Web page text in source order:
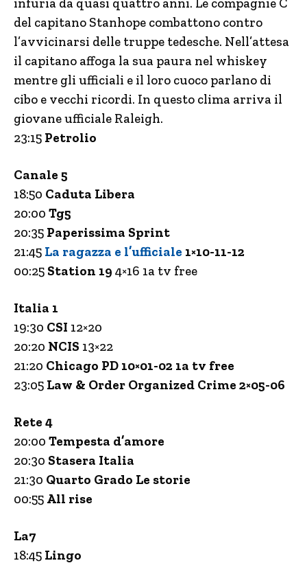
del capitano Stanhope combattono contro
l’avvicinarsi delle truppe tedesche. Nell’attesa
il capitano affoga la sua paura nel whiskey
mentre gli ufficiali e il loro cuoco parlano di
cibo e vecchi ricordi. In questo clima arriva il
giovane ufficiale Raleigh.
23:15 Petrolio
Canale 5
18:50 Caduta Libera
20:00 Tg5
20:35 Paperissima Sprint
21:45 La ragazza e l’ufficiale 1×10-11-12
00:25 Station 19 4×16 1a tv free
Italia 1
19:30 CSI 12×20
20:20 NCIS 13×22
21:20 Chicago PD 10×01-02 1a tv free
23:05 Law & Order Organized Crime 2×05-06
Rete 4
20:00 Tempesta d’amore
20:30 Stasera Italia
21:30 Quarto Grado Le storie
00:55 All rise
La7
18:45 Lingo